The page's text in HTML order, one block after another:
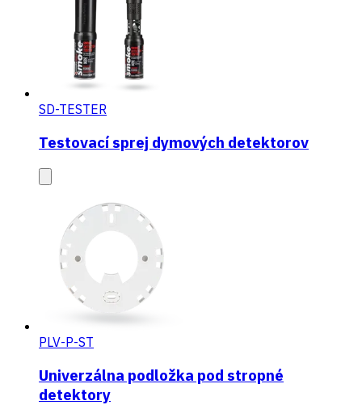
SD-TESTER
Testovací sprej dymových detektorov
PLV-P-ST
Univerzálna podložka pod stropné
detektory